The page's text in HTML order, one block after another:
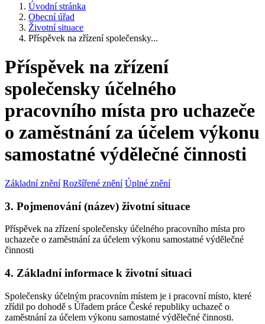
Úvodní stránka
Obecní úřad
Životní situace
Příspěvek na zřízení společensky...
Příspěvek na zřízení
společensky účelného
pracovního místa pro uchazeče
o zaměstnání za účelem výkonu
samostatné výdělečné činnosti
Základní znění Rozšířené znění Úplné znění
3. Pojmenování (název) životní situace
Příspěvek na zřízení společensky účelného pracovního místa pro
uchazeče o zaměstnání za účelem výkonu samostatné výdělečné
činnosti
4. Základní informace k životní situaci
Společensky účelným pracovním místem je i pracovní místo, které
zřídil po dohodě s Úřadem práce České republiky uchazeč o
zaměstnání za účelem výkonu samostatné výdělečné činnosti.